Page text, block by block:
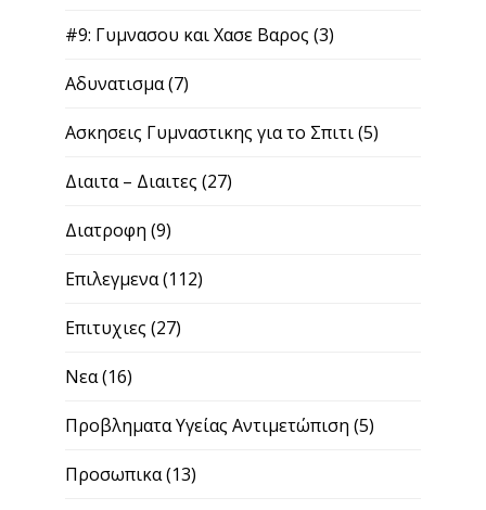
#9: Γυμνασου και Χασε Βαρος (3)
Αδυνατισμα(7)
Ασκησεις Γυμναστικης για το Σπιτι(5)
Διαιτα – Διαιτες (27)
Διατροφη (9)
Επιλεγμενα(112)
Επιτυχιες (27)
Νεα(16)
Προβληματα Υγείας Αντιμετώπιση (5)
Προσωπικα(13)